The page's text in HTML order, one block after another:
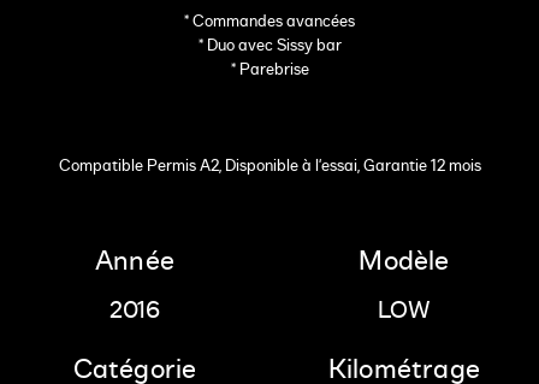
* Commandes avancées
* Duo avec Sissy bar
* Parebrise
Compatible Permis A2, Disponible à l'essai, Garantie 12 mois
Année
2016
Modèle
LOW
Catégorie Kilométrage